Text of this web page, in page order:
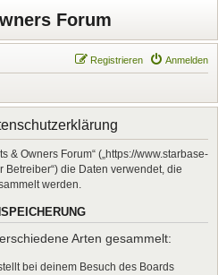
Forum
Anmelden
Registrieren
& Owners Forum“ („https://www.starbase-
Betreiber“) die Daten verwendet, die
werden.
Arten gesammelt:
bei deinem Besuch des Boards